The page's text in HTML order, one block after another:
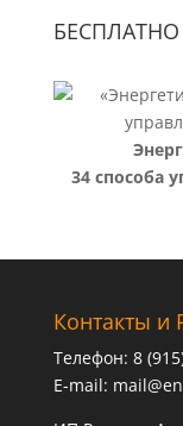
БЕСПЛАТНО
34 способа
Контакты и
Телефон: 8
E-mail: